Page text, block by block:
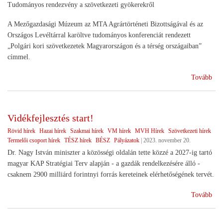
Tudományos rendezvény a szövetkezeti gyökerekről
A Mezőgazdasági Múzeum az MTA Agrártörténeti Bizottságával és az
Országos Levéltárral karöltve tudományos konferenciát rendezett
„Polgári kori szövetkezetek Magyarországon és a térség országaiban”
címmel.
Tovább
Vidékfejlesztés start!
Rövid hírek Hazai hírek Szakmai hírek VM hírek MVH Hírek Szövetkezeti hírek
Termelői csoport hírek TÉSZ hírek BÉSZ Pályázatok 2023. november 20.
Dr. Nagy István miniszter a közösségi oldalán tette közzé a 2027-ig tartó
magyar KAP Stratégiai Terv alapján - a gazdák rendelkezésére álló -
csaknem 2900 milliárd forintnyi forrás kereteinek elérhetőségének tervét.
Tovább